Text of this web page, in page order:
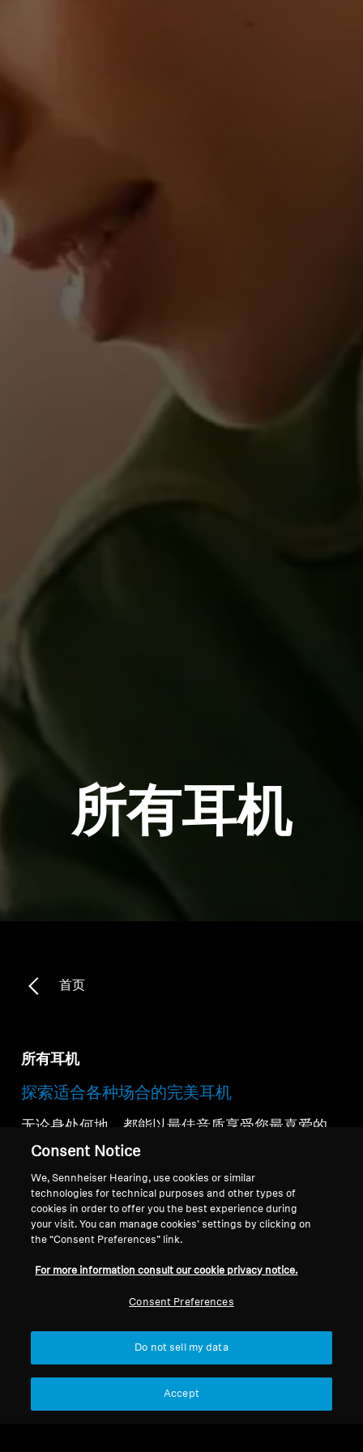
所有耳机
首页
所有耳机
探索适合各种场合的完美耳机
无论身处何地，都能以最佳音质享受您最喜爱的
音乐。无论是旅途途中还是居家休闲，无论是户
功能多样的耳机系列，让您随时随地都能聆听完
美音质。
排序
Consent Notice
We, Sennheiser Hearing, use cookies or similar
technologies for technical purposes and other types of
cookies in order to offer you the best experience during
your visit. You can manage cookies’ settings by clicking on
the “Consent Preferences” link.
For more information consult our cookie privacy notice.
Consent Preferences
Do not sell my data
Accept